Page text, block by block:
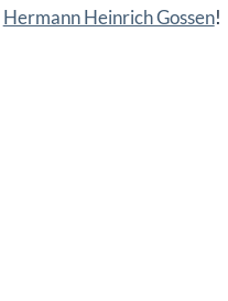
Hermann Heinrich Gossen!